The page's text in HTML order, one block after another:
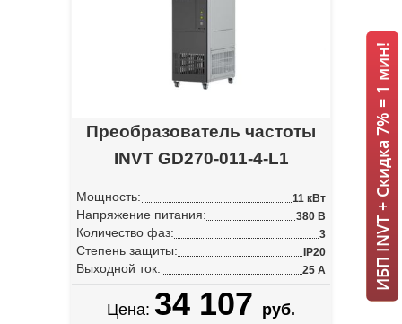
Преобразователь частоты
INVT GD270-011-4-L1
Мощность: 11 кВт
Напряжение питания: 380 В
Количество фаз: 3
Степень защиты: IP20
Выходной ток: 25 А
Цена: 34 107 руб.
ИБП INVT + Скидка 7% = 1 мин!